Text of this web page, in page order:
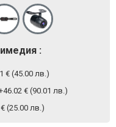
:
€ (45.00 лв.)
€ (90.01 лв.)
(25.00 лв.)